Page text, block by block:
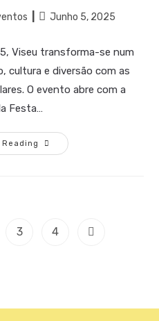
Junho 5, 2025
Viseu transforma-se num
cultura e diversão com as
O evento abre com a
Festa…
3 4